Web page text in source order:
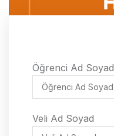
Öğrenci Ad Soyad
Veli Ad Soyad